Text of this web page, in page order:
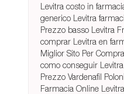
Levitra costo in
generico Levitra
Prezzo basso Levitra
comprar Levitra en
Miglior Sito Per
como conseguir
Prezzo Vardenafil
Farmacia Online